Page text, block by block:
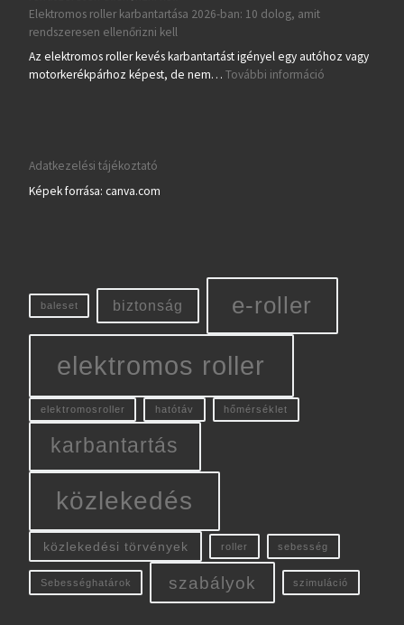
Elektromos roller karbantartása 2026-ban: 10 dolog, amit
rendszeresen ellenőrizni kell
Az elektromos roller kevés karbantartást igényel egy autóhoz vagy
motorkerékpárhoz képest, de nem… További információ: Elektromos
Adatkezelési tájékoztató
Képek forrása: canva.com
baleset biztonság e-roller
elektromos roller
elektromosroller hatótáv hőmérséklet
karbantartás
közlekedés
közlekedési törvények roller sebesség
Sebességhatárok szabályok szimuláció